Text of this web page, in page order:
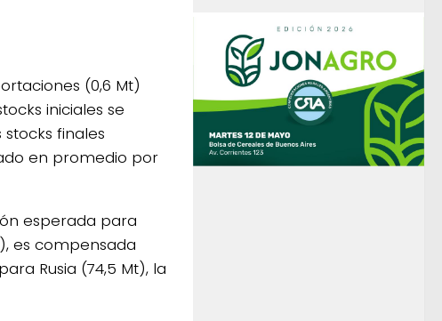
(0,6 Mt)
iniciales se
finales
en promedio por
esperada para
es compensada
Rusia (74,5 Mt), la